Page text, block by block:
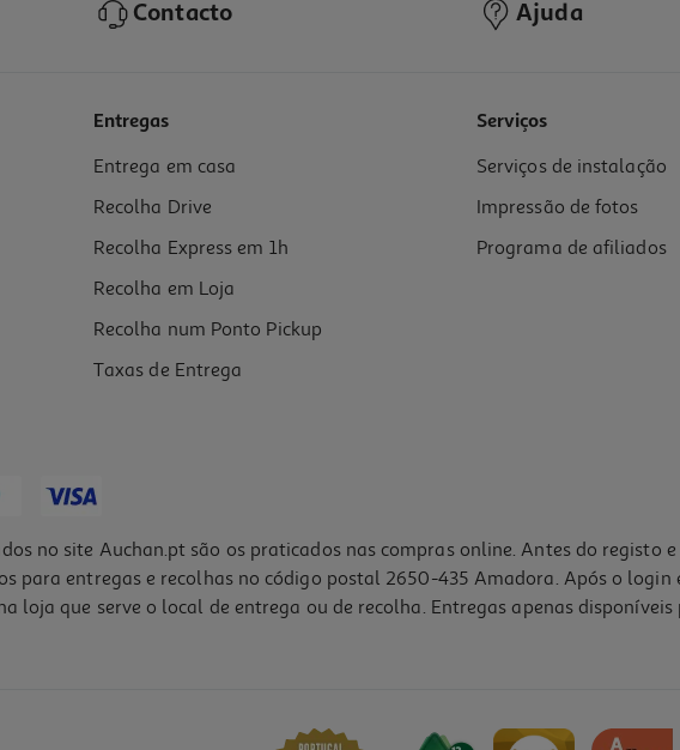
Sa401le0 Verde 15 Bar 1.8l
Contacto Ajuda
Entregas
Entrega em casa
Recolha Drive
Recolha Express em 1h
Recolha em Loja
Recolha num Ponto Pickup
Taxas de Entrega
Serviços
Serviços de instalação
Impressão de fotos
Programa de afiliados
no site Auchan.pt são os praticados nas compras online. Antes do registo
para entregas e recolhas no código postal 2650-435 Amadora. Após o
loja que serve o local de entrega ou de recolha. Entregas apenas